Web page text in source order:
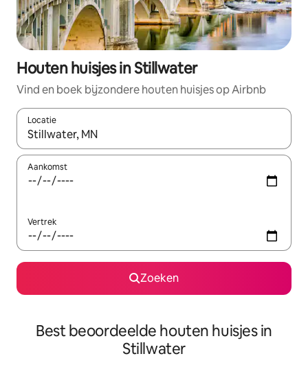
Houten huisjes in Stillwater
Vind en boek bijzondere houten huisjes op Airbnb
Locatie
Wanneer er resultaten beschikbaar zijn, maak je een keuze
Aankomst
Vertrek
Zoeken
Best beoordeelde houten huisjes in
Stillwater